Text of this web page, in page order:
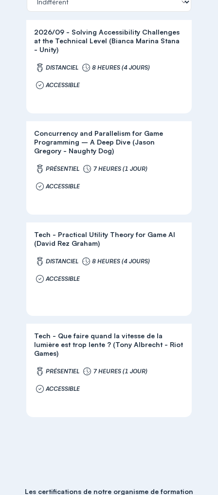
2026/09 - Solving Accessibility Challenges
at the Technical Level (Bianca Marina Stana
- Unity)
DISTANCIEL 8 HEURES (4 JOURS)
ACCESSIBLE
Concurrency and Parallelism for Game
Programming – A Deep Dive (Jason
Gregory - Naughty Dog)
PRÉSENTIEL 7 HEURES (1 JOUR)
ACCESSIBLE
Tech - Practical Utility Theory for Game AI
(David Rez Graham)
DISTANCIEL 8 HEURES (4 JOURS)
ACCESSIBLE
Tech - Que faire quand la vitesse de la
lumière est trop lente ? (Tony Albrecht - Riot
Games)
PRÉSENTIEL 7 HEURES (1 JOUR)
ACCESSIBLE
Les certifications de notre organisme de formation